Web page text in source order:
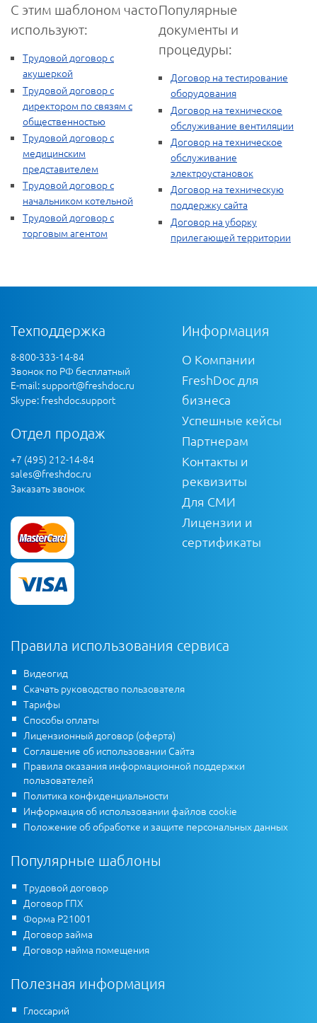
С этим шаблоном часто
используют:
Трудовой договор с
акушеркой
Трудовой договор с
директором по связям с
общественностью
Трудовой договор с
медицинским
представителем
Трудовой договор с
начальником котельной
Трудовой договор с
торговым агентом
Популярные
документы и
процедуры:
Договор на тестирование
оборудования
Договор на техническое
обслуживание вентиляции
Договор на техническое
обслуживание
электроустановок
Договор на техническую
поддержку сайта
Договор на уборку
прилегающей территории
Техподдержка
8-800-333-14-84
Звонок по РФ бесплатный
E-mail:support@freshdoc.ru
Skype: freshdoc.support
Отдел продаж
+7 (495) 212-14-84
sales@freshdoc.ru
Заказать звонок
Информация
О Компании
FreshDoc для
бизнеса
Успешные кейсы
Партнерам
Контакты и
реквизиты
Для СМИ
Лицензии и
сертификаты
Правила использования сервиса
Видеогид
Скачать руководство пользователя
Тарифы
Способы оплаты
Лицензионный договор (оферта)
Соглашение об использовании Сайта
Правила оказания информационной поддержки
пользователей
Политика конфиденциальности
Информация об использовании файлов cookie
Положение об обработке и защите персональных данных
Популярные шаблоны
Трудовой договор
Договор ГПХ
Форма Р21001
Договор займа
Договор найма помещения
Полезная информация
Глоссарий